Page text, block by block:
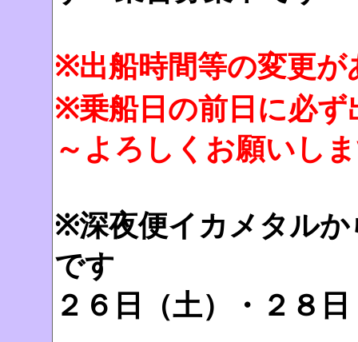
※出船時間等の変更が
※乗船日の前日に必ず
～よろしくお願いし
※深夜便イカメタルか
です
２６日（土）・２８